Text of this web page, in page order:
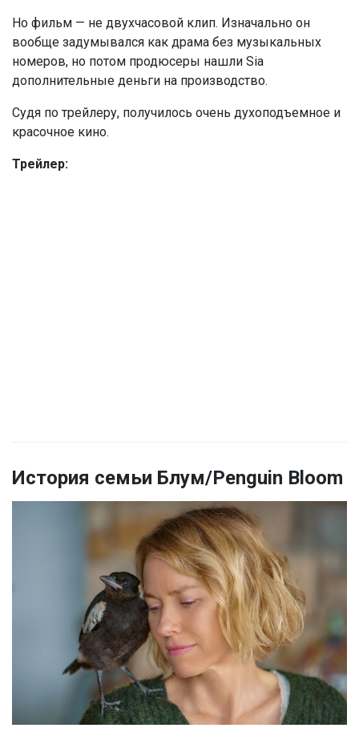
Но фильм — не двухчасовой клип. Изначально он
вообще задумывался как драма без музыкальных
номеров, но потом продюсеры нашли Sia
дополнительные деньги на производство.
Судя по трейлеру, получилось очень духоподъемное и
красочное кино.
Трейлер:
История семьи Блум/Penguin Bloom